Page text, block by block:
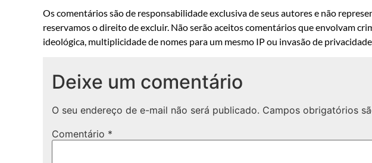
Os comentários são de responsabilidade exclusiva de seus autores e não
reservamos o direito de excluir. Não serão aceitos comentários que envolvam
ideológica, multiplicidade de nomes para um mesmo IP ou invasão de
Deixe um comentário
O seu endereço de e-mail não será publicado. Campos obrigatórios
Comentário *